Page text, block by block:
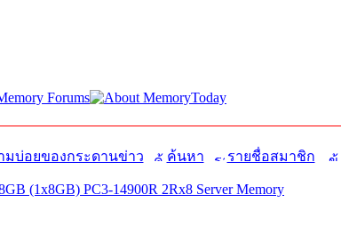
มบ่อยของกระดานข่าว ค้นหา รายชื่อสมาชิก
(1x8GB) PC3-14900R 2Rx8 Server Memory